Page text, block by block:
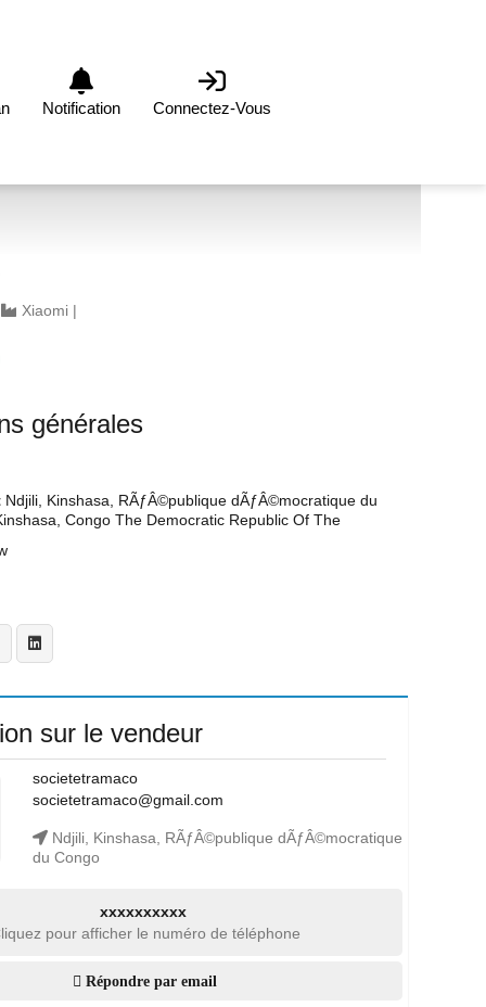
Notification Connectez-Vous
Xiaomi |
générales
Ndjili, Kinshasa, RÃƒÂ©publique dÃƒÂ©mocratique du
Congo The Democratic Republic Of The
sur le vendeur
societetramaco
societetramaco@gmail.com
Ndjili, Kinshasa, RÃƒÂ©publique dÃƒÂ©mocratique
du Congo
xxxxxxxxxx
pour afficher le numéro de téléphone
Répondre par email